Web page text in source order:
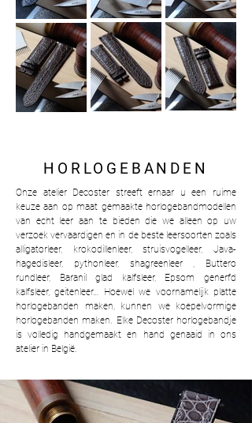
HORLOGEBANDEN
Onze atelier Decoster streeft ernaar u een ruime
keuze aan op maat gemaakte horlogebandmodellen
van echt leer aan te bieden die we alleen op uw
verzoek vervaardigen en in de beste leersoorten zoals
alligatorleer, krokodillenleer, struisvogelleer, Java-
hagedisleer, pythonleer, shagreenleer , Buttero
rundleer, Baranil glad kalfsleer, Epsom generfd
kalfsleer, geitenleer… Hoewel we voornamelijk platte
horlogebanden maken, kunnen we koepelvormige
horlogebanden maken. Elke Decoster horlogebandje
is volledig handgemaakt en hand genaaid in ons
atelier in België.